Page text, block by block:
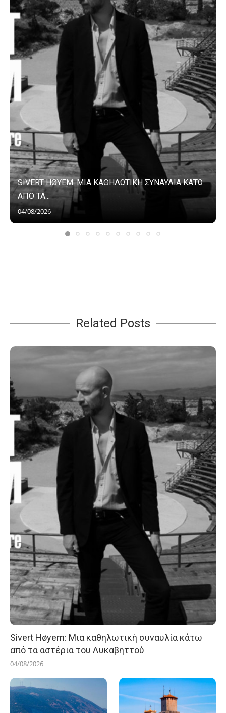
SIVERT HØYEM: ΜΙΑ ΚΑΘΗΛΩΤΙΚΗ ΣΥΝΑΥΛΙΑ ΚΑΤΩ
ΑΠΟ ΤΑ...
04/08/2026
Related Posts
Sivert Høyem: Μια καθηλωτική συναυλία κάτω
από τα αστέρια του Λυκαβηττού
04/08/2026